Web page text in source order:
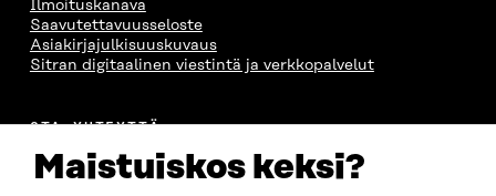
Maistuiskos keksi?
Ilmoituskanava
Saavutettavuusseloste
Asiakirjajulkisuuskuvaus
Sitran digitaalinen viestintä ja verkkopalvelut
OTA YHTEYTTÄ
Itämerenkatu 11-13, PL 160,
00181 Helsinki